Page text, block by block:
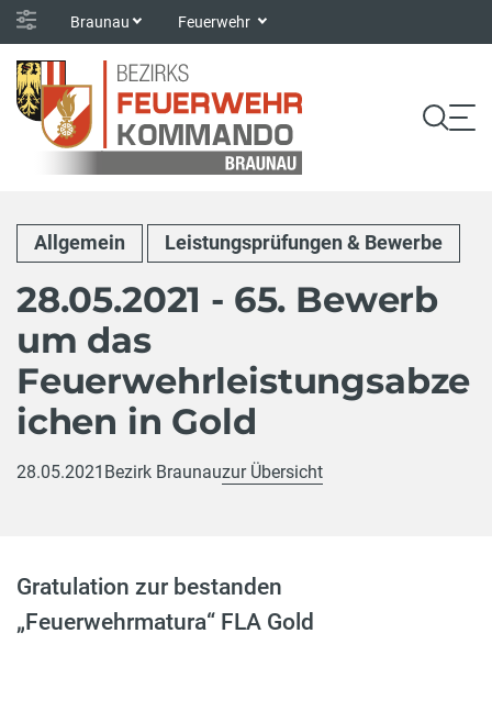
Braunau Feuerwehr
Allgemein Leistungsprüfungen & Bewerbe
28.05.2021 - 65. Bewerb
um das
Feuerwehrleistungsabze
ichen in Gold
28.05.2021 Bezirk Braunauzur Übersicht
Gratulation zur bestanden
„Feuerwehrmatura“ FLA Gold